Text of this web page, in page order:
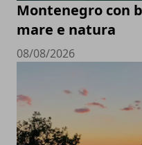
Montenegro con
mare e natura
08/08/2026